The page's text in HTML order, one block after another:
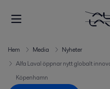
Hem Media
Nyheter
Alfa Laval öppnar nytt globalt
Köpenhamn